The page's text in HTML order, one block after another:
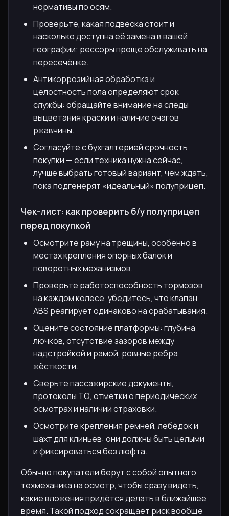
нормативы по осям.
Проверьте, какая подвеска стоит и
насколько доступна её замена в вашей
географии: рессоры проще обслуживать на
пересечёнке.
Антикоррозийная обработка и
целостность пола определяют срок
службы: обращайте внимание на следы
выцветания краски и наличие очагов
ржавчины.
Согласуйте с бухгалтерией срочность
покупки — если техника нужна сейчас,
лучше выбрать готовый вариант, чем ждать,
пока подгенерят «идеальный» полуприцеп.
Чек-лист: как проверить б/у полуприцеп
перед покупкой
Осмотрите раму на трещины, особенно в
местах крепления опорных балок и
поворотных механизмов.
Проверьте работоспособность тормозов
на каждом колесе, убедитесь, что клапан
ABS реагирует одинаково на срабатывания.
Оцените состояние платформы: глубина
лючков, отсутствие зазоров между
надстройкой и рамой, ровные ребра
жёсткости.
Сверьте пассажирские документы,
протоколы ТО, отметки о периодических
осмотрах и наличии страховки.
Осмотрите крепления ремней, лебёдок и
шахт для клиньев: они должны быть целыми
и фиксироваться без люфта.
Обычно покупатели берут с собой опытного
техмеханика на осмотр, чтобы сразу видеть,
какие вложения придётся делать в ближайшее
время. Такой подход сокращает риск вообще